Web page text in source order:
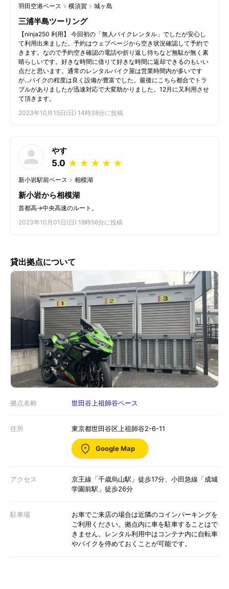
羽田空港ベース 横須賀 城ヶ島
三浦半島ツーリング
【ninja250 利用】 今回初の「無人バイクレンタル」でしたが安心し
て利用出来ました。予約はウェブページから空き状況確認して予約で
きます。なので予約空き確認の電話や折り返し待ちなど無駄が無く素
晴らしいです。好きな時間に借りて好きな時間に返却できるのもいい
点だと思います。通常のレンタルバイク屋は営業時間内が多いです
が...バイクの程度は良く設備が豊富でした。最後にこちら都合でトラ
ブルがありましたが迅速対応で大変助かりました。12月に又利用させ
て頂きます。
2023年10月15日(日) 14時38分に投稿
やす
5.0 ★
★
★
★
★
新小岩駅前ベース 相模湖
新小岩から相模湖
首都高→中央高速のルート。
2023年10月01日(日) 18時56分に投稿
貸出拠点について
拠点名称 世田谷上祖師谷ベース
住所 東京都世田谷区上祖師谷2-6-11
Google Map
アクセス
京王線「千歳烏山駅」徒歩17分、小田急線「成城
学園前駅」徒歩26分
駐車場
お車でご来店の場合は近隣のコインパーキングを
ご利用ください。拠点内に車を駐車することはで
きません。レンタル利用中はコンテナ内に自転車
やバイクを停めておくことが可能です。